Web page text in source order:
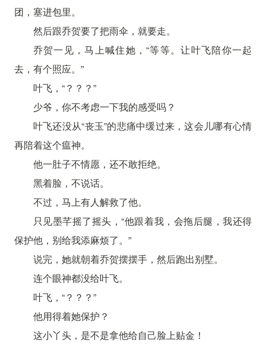
团，塞进包里。
然后跟乔贺要了把雨伞，就要走。
乔贺一见，马上喊住她，“等等。让叶飞陪你一起
去，有个照应。”
叶飞，“？？？”
少爷，你不考虑一下我的感受吗？
叶飞还没从“丧玉”的悲痛中缓过来，这会儿哪有心情
再陪着这个瘟神。
他一肚子不情愿，还不敢拒绝。
黑着脸，不说话。
不过，马上有人解救了他。
只见墨芊摇了摇头，“他跟着我，会拖后腿，我还得
保护他，别给我添麻烦了。”
说完，她就朝着乔贺摆摆手，然后跑出别墅。
连个眼神都没给叶飞。
叶飞，“？？？”
他用得着她保护？
这小丫头，是不是拿他给自己脸上贴金！